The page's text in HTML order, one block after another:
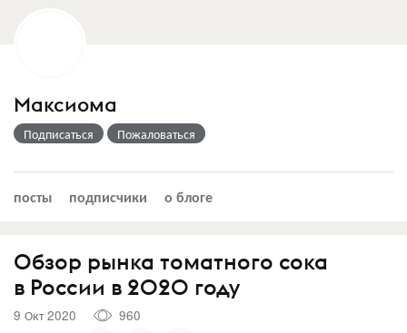
Максиома
Подписаться Пожаловаться
посты подписчики о блоге
Обзор рынка томатного сока
в России в 2020 году
9 Окт 2020
960